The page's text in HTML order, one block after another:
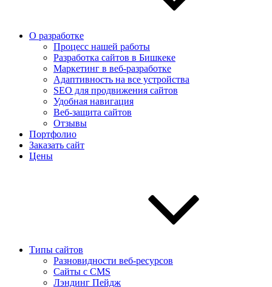
О разработке
Процесс нашей работы
Разработка сайтов в Бишкеке
Маркетинг в веб-разработке
Адаптивность на все устройства
SEO для продвижения сайтов
Удобная навигация
Веб-защита сайтов
Отзывы
Портфолио
Заказать сайт
Цены
Типы сайтов
Разновидности веб-ресурсов
Сайты с CMS
Лэндинг Пейдж